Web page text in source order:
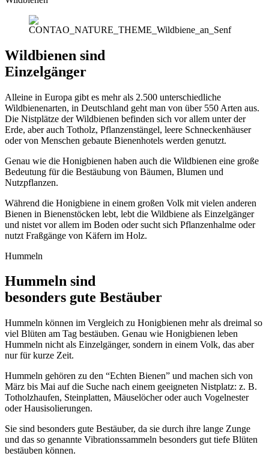
Wildbienen sind
Einzelgänger
Alleine in Europa gibt es mehr als 2.500 unterschiedliche
Wildbienenarten, in Deutschland geht man von über 550 Arten aus.
Die Nistplätze der Wildbienen befinden sich vor allem unter der
Erde, aber auch Totholz, Pflanzenstängel, leere Schneckenhäuser
oder von Menschen gebaute Bienenhotels werden genutzt.
Genau wie die Honigbienen haben auch die Wildbienen eine große
Bedeutung für die Bestäubung von Bäumen, Blumen und
Nutzpflanzen.
Während die Honigbiene in einem großen Volk mit vielen anderen
Bienen in Bienenstöcken lebt, lebt die Wildbiene als Einzelgänger
und nistet vor allem im Boden oder sucht sich Pflanzenhalme oder
nutzt Fraßgänge von Käfern im Holz.
Hummeln
Hummeln sind
besonders gute Bestäuber
Hummeln können im Vergleich zu Honigbienen mehr als dreimal so
viel Blüten am Tag bestäuben. Genau wie Honigbienen leben
Hummeln nicht als Einzelgänger, sondern in einem Volk, das aber
nur für kurze Zeit.
Hummeln gehören zu den “Echten Bienen” und machen sich von
März bis Mai auf die Suche nach einem geeigneten Nistplatz: z. B.
Totholzhaufen, Steinplatten, Mäuselöcher oder auch Vogelnester
oder Hausisolierungen.
Sie sind besonders gute Bestäuber, da sie durch ihre lange Zunge
und das so genannte Vibrationssammeln besonders gut tiefe Blüten
bestäuben können.